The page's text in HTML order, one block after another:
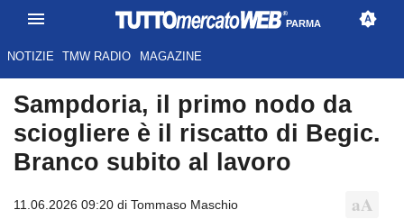
PARMA
NOTIZIE TMW RADIO MAGAZINE
Sampdoria, il primo nodo da
sciogliere è il riscatto di Begic.
Branco subito al lavoro
11.06.2026 09:20 di Tommaso Maschio